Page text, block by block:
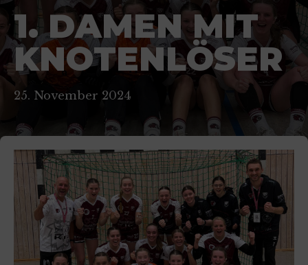
1. DAMEN MIT
KNOTENLÖSER
25. November 2024